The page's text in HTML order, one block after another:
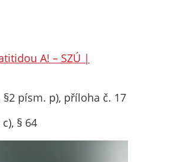
A! – SZÚ |
písm. p), příloha č. 17
§ 64